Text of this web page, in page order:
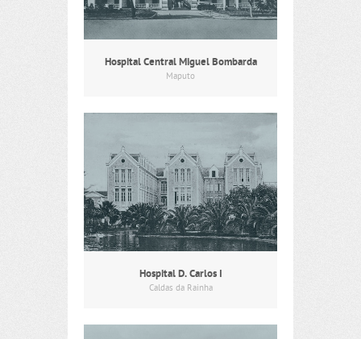
Hospital Central Miguel Bombarda
Maputo
Hospital D. Carlos I
Caldas da Rainha